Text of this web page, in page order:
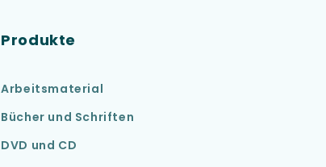
Produkte
Arbeitsmaterial
Bücher und Schriften
DVD und CD